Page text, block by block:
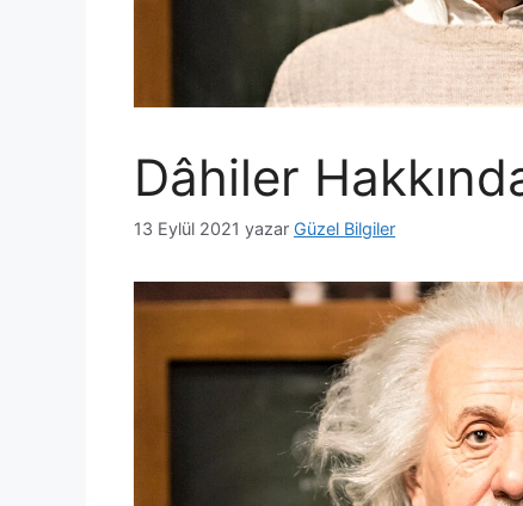
Dâhiler
13 Eylül 2021 yazar Güzel Bilgiler